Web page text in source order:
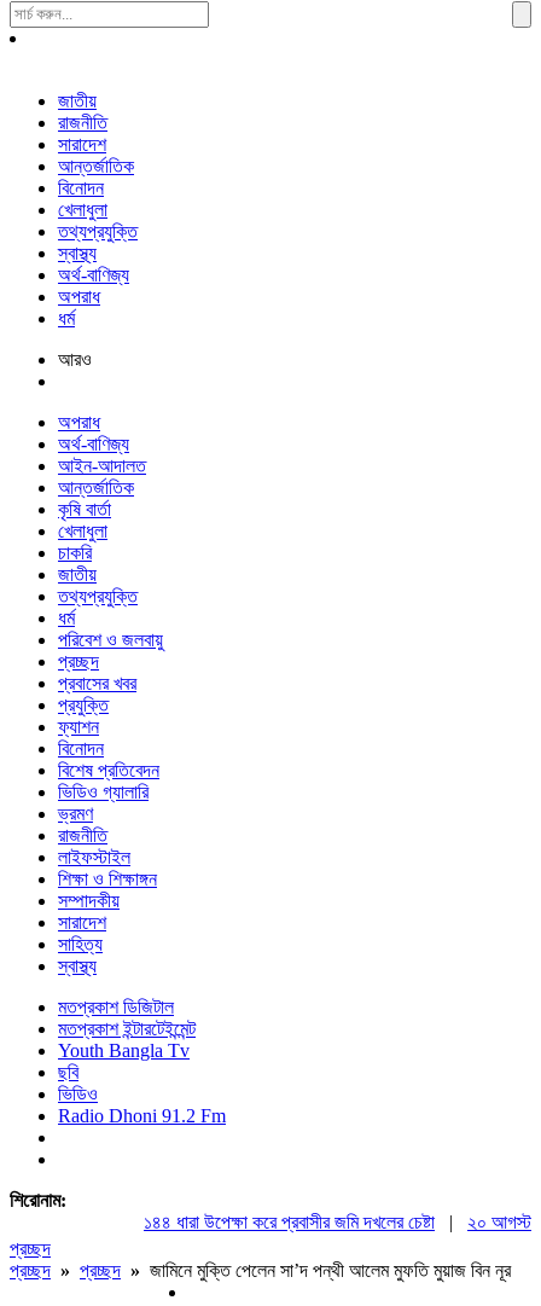
Search
For:
জাতীয়
রাজনীতি
সারাদেশ
আন্তর্জাতিক
বিনোদন
খেলাধুলা
তথ্যপ্রযুক্তি
স্বাস্থ্য
অর্থ-বাণিজ্য
অপরাধ
ধর্ম
আরও
অপরাধ
অর্থ-বাণিজ্য
আইন-আদালত
আন্তর্জাতিক
কৃষি বার্তা
খেলাধুলা
চাকরি
জাতীয়
তথ্যপ্রযুক্তি
ধর্ম
পরিবেশ ও জলবায়ু
প্রচ্ছদ
প্রবাসের খবর
প্রযুক্তি
ফ্যাশন
বিনোদন
বিশেষ প্রতিবেদন
ভিডিও গ্যালারি
ভ্রমণ
রাজনীতি
লাইফস্টাইল
শিক্ষা ও শিক্ষাঙ্গন
সম্পাদকীয়
সারাদেশ
সাহিত্য
স্বাস্থ্য
মতপ্রকাশ ডিজিটাল
মতপ্রকাশ ইন্টারটেইন্মেন্ট
Youth Bangla Tv
ছবি
ভিডিও
Radio Dhoni 91.2 Fm
শিরোনাম:
১৪৪ ধারা উপেক্ষা করে প্রবাসীর জমি দখলের চেষ্টা|
২০ আগস্ট
প্রচ্ছদ
প্রচ্ছদ » প্রচ্ছদ » জামিনে মুক্তি পেলেন সা’দ পন্থী আলেম মুফতি মুয়াজ বিন নূর